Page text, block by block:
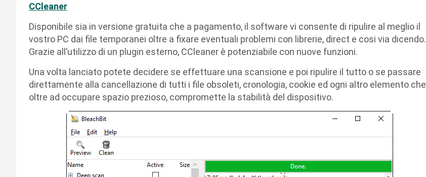
CCleaner
Disponibile sia in versione gratuita che a pagamento, il software vi consente di ripulire al meglio il
vostro PC dai file temporanei oltre a fixare eventuali problemi con librerie, direct e cosi via dicendo.
Grazie all’utilizzo di un plugin esterno, CCleaner è potenziabile con nuove funzioni.
Una volta lanciato potete decidere se effettuare una scansione e poi ripulire il tutto o se passare
direttamente alla cancellazione di tutti i file obsoleti, cronologia, cookie ed ogni altro elemento che
oltre ad occupare spazio prezioso, compromette la stabilità del dispositivo.